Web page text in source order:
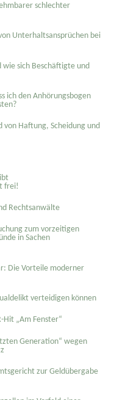
schlechter
Unterhaltsansprüchen bei
sich Beschäftigte und
ich den Anhörungsbogen
von Haftung, Scheidung und
frei!
Rechtsanwälte
zum vorzeitigen
in Sachen
Die Vorteile moderner
verteidigen können
Hit „Am Fenster“
Generation“ wegen
zur Geldübergabe